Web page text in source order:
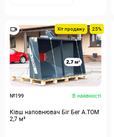
Хіт продажу 25%
№199 В наявності
Ківш наповнювач Біг Бег А.ТОМ
2,7 м³